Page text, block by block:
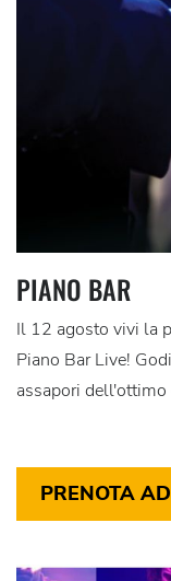
PIANO BAR
Il 12 agosto vivi la
Piano Bar Live!
assapori
PRENOTA